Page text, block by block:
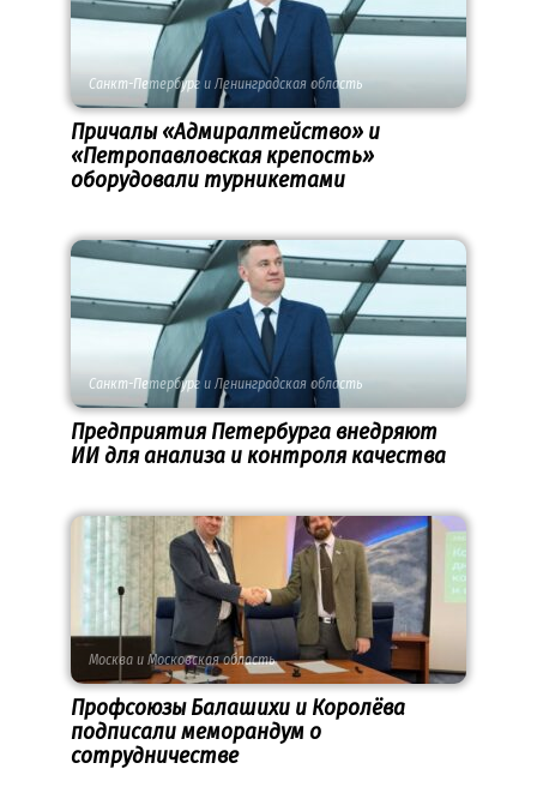
Санкт-Петербург и Ленинградская область
Причалы «Адмиралтейство» и
«Петропавловская крепость»
оборудовали турникетами
Санкт-Петербург и Ленинградская область
Предприятия Петербурга внедряют
ИИ для анализа и контроля качества
Москва и Московская область
Профсоюзы Балашихи и Королёва
подписали меморандум о
сотрудничестве